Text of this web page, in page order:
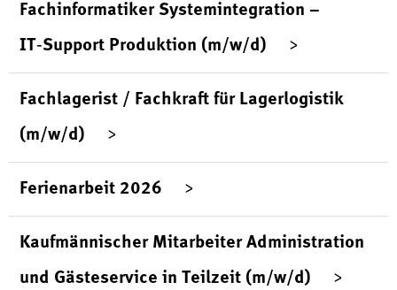
Fachinformatiker Systemintegration –
IT‑Support Produktion (m/w/d)
Fachlagerist / Fachkraft für Lagerlogistik
(m/w/d)
Ferienarbeit 2026
Kaufmännischer Mitarbeiter Administration
und Gästeservice in Teilzeit (m/w/d)